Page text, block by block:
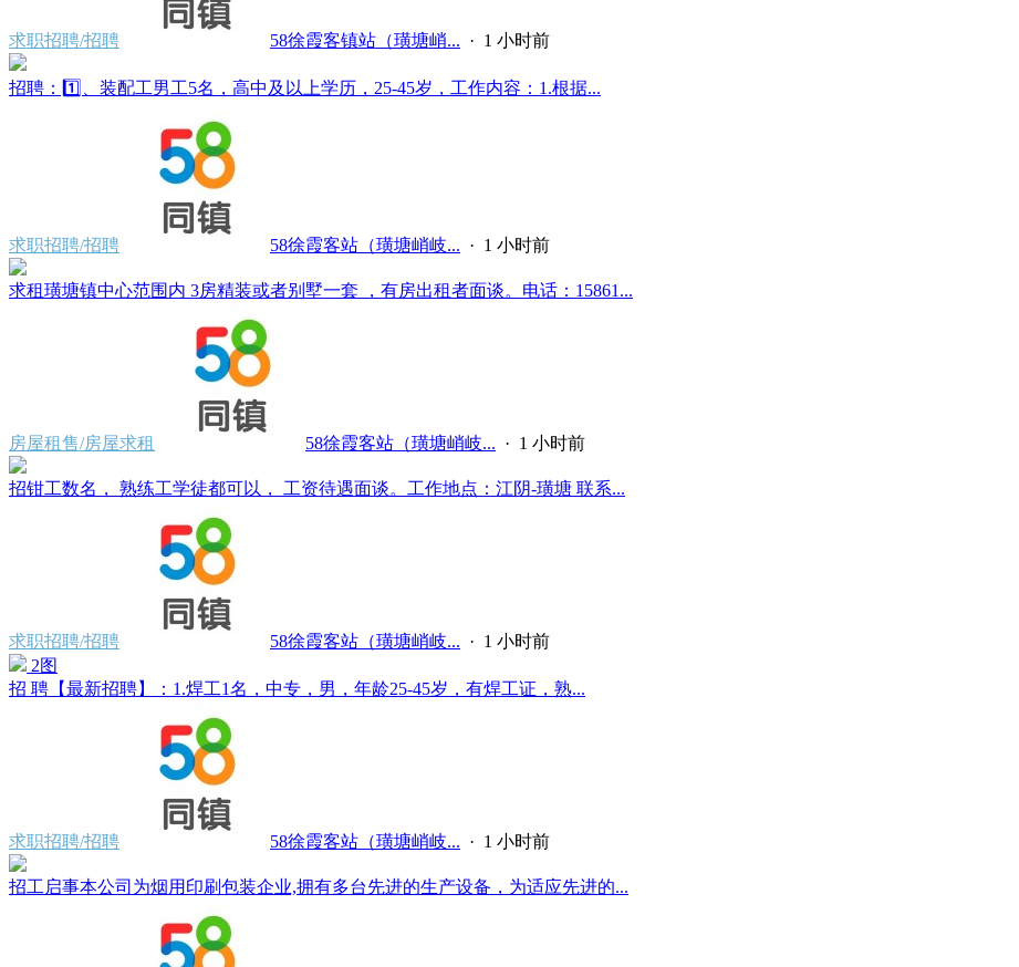
求职招聘/招聘 58徐霞客镇站（璜塘峭... · 1 小时前
招聘：1️⃣、装配工男工5名，高中及以上学历，25-45岁，工作内容：1.根据...
求职招聘/招聘 58徐霞客站（璜塘峭岐... · 1 小时前
求租璜塘镇中心范围内 3房精装或者别墅一套 ，有房出租者面谈。电话：15861...
房屋租售/房屋求租 58徐霞客站（璜塘峭岐... · 1 小时前
招钳工数名， 熟练工学徒都可以， 工资待遇面谈。工作地点：江阴-璜塘 联系...
求职招聘/招聘 58徐霞客站（璜塘峭岐... · 1 小时前
2图
招 聘【最新招聘】：1.焊工1名，中专，男，年龄25-45岁，有焊工证，熟...
求职招聘/招聘 58徐霞客站（璜塘峭岐... · 1 小时前
招工启事本公司为烟用印刷包装企业,拥有多台先进的生产设备，为适应先进的...